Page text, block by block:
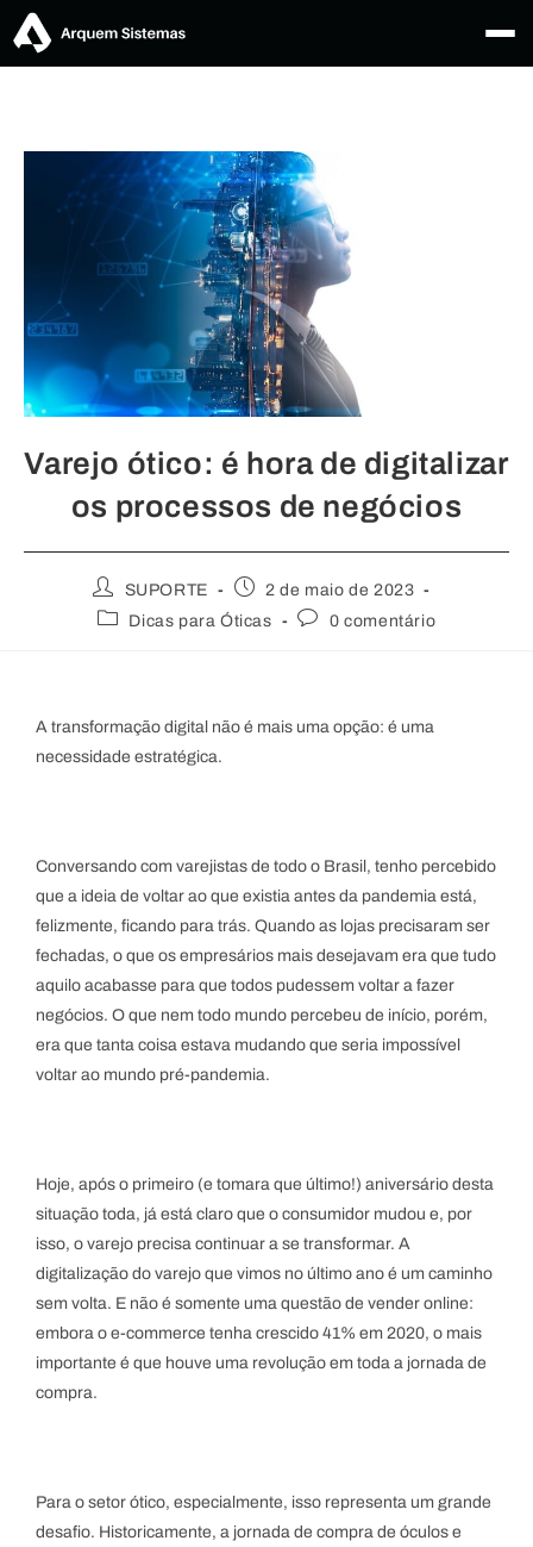
Varejo ótico: é hora de digitalizar
os processos de negócios
SUPORTE
2 de maio de 2023
Dicas para Óticas
0 comentário
A transformação digital não é mais uma opção: é uma
necessidade estratégica.
Conversando com varejistas de todo o Brasil, tenho percebido
que a ideia de voltar ao que existia antes da pandemia está,
felizmente, ficando para trás. Quando as lojas precisaram ser
fechadas, o que os empresários mais desejavam era que tudo
aquilo acabasse para que todos pudessem voltar a fazer
negócios. O que nem todo mundo percebeu de início, porém,
era que tanta coisa estava mudando que seria impossível
voltar ao mundo pré-pandemia.
Hoje, após o primeiro (e tomara que último!) aniversário desta
situação toda, já está claro que o consumidor mudou e, por
isso, o varejo precisa continuar a se transformar. A
digitalização do varejo que vimos no último ano é um caminho
sem volta. E não é somente uma questão de vender online:
embora o e-commerce tenha crescido 41% em 2020, o mais
importante é que houve uma revolução em toda a jornada de
compra.
Para o setor ótico, especialmente, isso representa um grande
desafio. Historicamente, a jornada de compra de óculos e